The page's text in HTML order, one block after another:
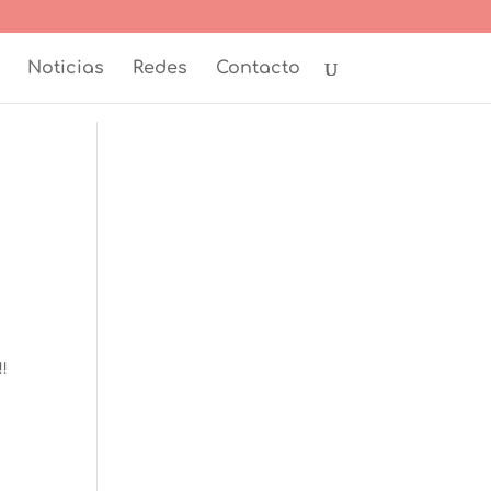
Noticias Redes Contacto